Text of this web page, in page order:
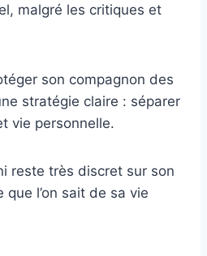
malgré les critiques et
son compagnon des
stratégie claire : séparer
vie personnelle.
reste très discret sur son
l’on sait de sa vie